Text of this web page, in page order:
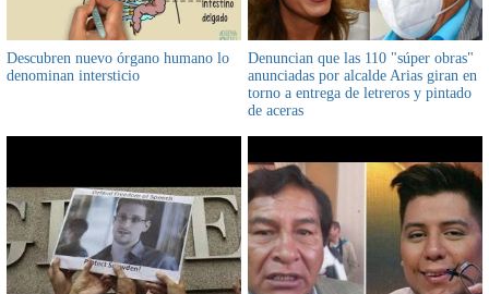
Descubren nuevo órgano humano lo
denominan intersticio
Denuncian que las 110 "súper obras"
anunciadas por alcalde Arias giran en
torno a entrega de letreros y pintado
de aceras